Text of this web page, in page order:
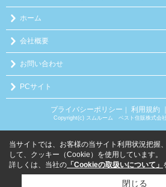
ホーム
会社概要
お問い合わせ
PCサイト
プライバシーポリシー ｜ 利用規約
Copyright(c) スムルーム ベスト住販株式会
当サイトでは、お客様の当サイト利用状況把握
して、クッキー（Cookie）を使用しています。
詳しくは、当社の 「Cookieの取扱いについて」
閉じる